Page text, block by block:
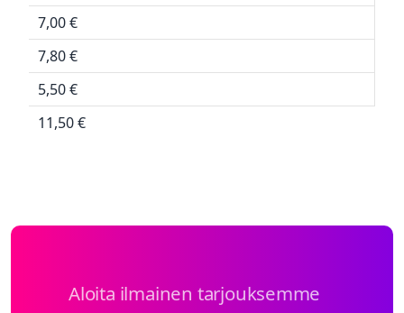
7,00 €
7,80 €
5,50 €
11,50 €
Aloita ilmainen tarjouksemme